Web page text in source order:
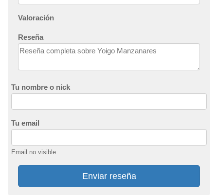
Valoración
Reseña
Tu nombre o nick
Tu email
Email no visible
Enviar reseña